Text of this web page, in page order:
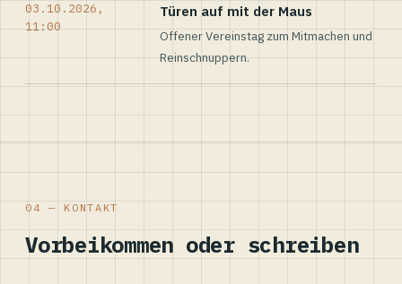
03.10.2026,
11:00
Türen auf mit der Maus
Offener Vereinstag zum Mitmachen und
Reinschnuppern.
04 — KONTAKT
Vorbeikommen oder schreiben